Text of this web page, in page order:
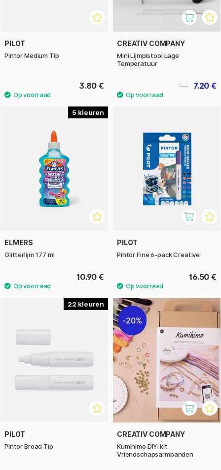
PILOT
Pintor Medium Tip
3.80 €
CREATIV COMPANY
Mini Lijmpistool Lage
Temperatuur
7.20 €
9 €
5
ELMERS
Glitterlijm 177 ml
10.90 €
PILOT
Pintor Fine 6-pack Creative
16.50 €
22
PILOT
Pintor Broad Tip
20%
CREATIV COMPANY
Kumihimo DIY-kit
Vriendschapsarmbanden